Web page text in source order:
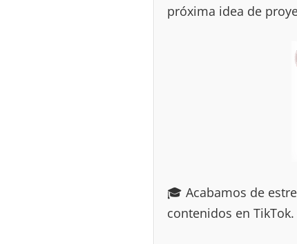
próxima idea de
🎓 Acabamos de
contenidos en TikTok.